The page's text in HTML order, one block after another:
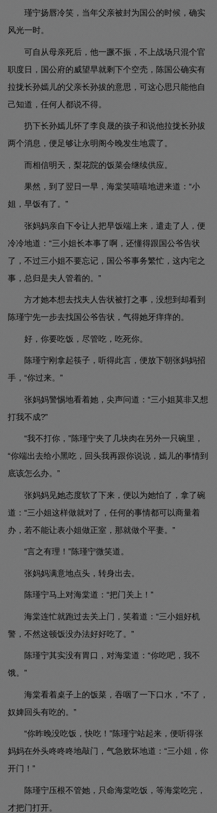
瑾宁扬唇冷笑，当年父亲被封为国公的时候，确实
风光一时。
可自从母亲死后，他一蹶不振，不上战场只混个官
职度日，国公府的威望早就剩下个空壳，陈国公确实有
拉拢长孙嫣儿的父亲长孙拔的意思，可这心思只能他自
己知道，任何人都说不得。
扔下长孙嫣儿怀了李良晟的孩子和说他拉拢长孙拔
两个消息，便足够让永明阁今晚发生地震了。
而相信明天，梨花院的饭菜会继续供应。
果然，到了翌日一早，海棠笑嘻嘻地进来道：“小
姐，早饭有了。”
张妈妈亲自下令让人把早饭端上来，遣走了人，便
冷冷地道：“三小姐长本事了啊，还懂得跟国公爷告状
了，不过三小姐不要忘记，国公爷事务繁忙，这内宅之
事，总归是夫人管着的。”
方才她本想去找夫人告状被打之事，没想到却看到
陈瑾宁先一步去找国公爷告状，气得她牙痒痒的。
好，你要吃饭，尽管吃，吃死你。
陈瑾宁刚拿起筷子，听得此言，便放下朝张妈妈招
手，“你过来。”
张妈妈警惕地看着她，尖声问道：“三小姐莫非又想
打我不成?”
“我不打你，”陈瑾宁夹了几块肉在另外一只碗里，
“你端出去给小黑吃，回头我再跟你说说，嫣儿的事情到
底该怎么办。”
张妈妈见她态度软了下来，便以为她怕了，拿了碗
道：“三小姐这样做就对了，任何的事情都可以商量着
办，若不能让表小姐做正室，那就做个平妻。”
“言之有理！”陈瑾宁微笑道。
张妈妈满意地点头，转身出去。
陈瑾宁马上对海棠道：“把门关上！”
海棠连忙就跑过去关上门，笑着道：“三小姐好机
警，不然这顿饭没办法好好吃了。”
陈瑾宁其实没有胃口，对海棠道：“你吃吧，我不
饿。”
海棠看着桌子上的饭菜，吞咽了一下口水，“不了，
奴婢回头有吃的。”
“你昨晚没吃饭，快吃！”陈瑾宁站起来，便听得张
妈妈在外头咚咚咚地敲门，气急败坏地道：“三小姐，你
开门！”
陈瑾宁压根不管她，只命海棠吃饭，等海棠吃完，
才把门打开。